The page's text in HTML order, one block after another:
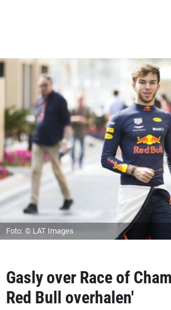
Foto: © LAT Images
Gasly over Race of
Red Bull overhalen'